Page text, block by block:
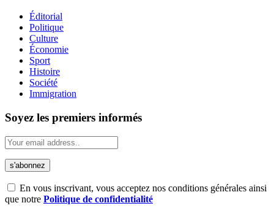
Éditorial
Politique
Culture
Économie
Sport
Histoire
Société
Immigration
Soyez les premiers informés
En vous inscrivant, vous acceptez nos conditions générales ainsi
que notre Politique de confidentialité